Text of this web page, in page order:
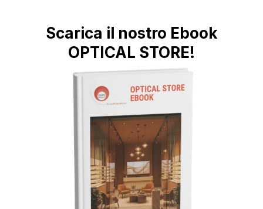
Scarica il nostro Ebook
OPTICAL STORE!